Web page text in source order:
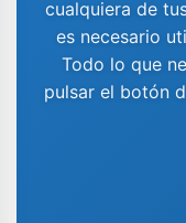
cualquiera de
es necesario
Todo lo que
pulsar el botón